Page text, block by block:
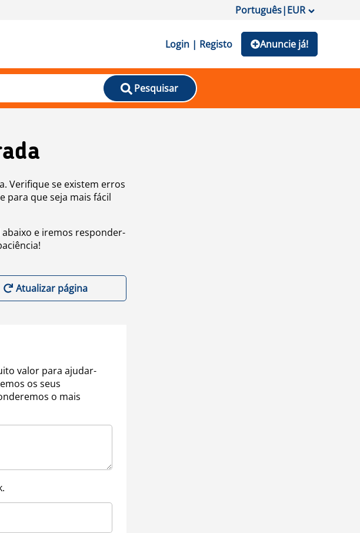
Português|EUR
Login | Registo Anuncie já!
Pesquisar
Verifique se existem erros
para que seja mais fácil
e iremos responder-
Atualizar página
valor para ajudar-
os seus
o mais